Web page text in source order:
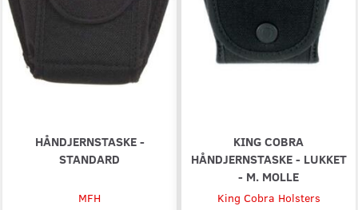
HÅNDJERNSTASKE -
STANDARD
MFH
KING COBRA
HÅNDJERNSTASKE - LUKKET
- M. MOLLE
King Cobra Holsters